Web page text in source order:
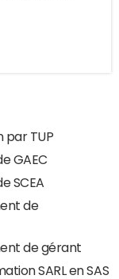
par TUP
GAEC
SCEA
de
de gérant
SARL en SAS